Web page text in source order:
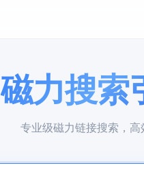
磁力搜索
专业级磁力链接搜索，高